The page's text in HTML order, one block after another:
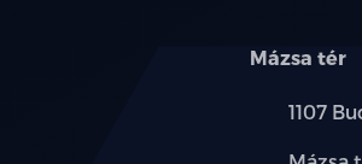
Mázsa tér
1107
Cím: